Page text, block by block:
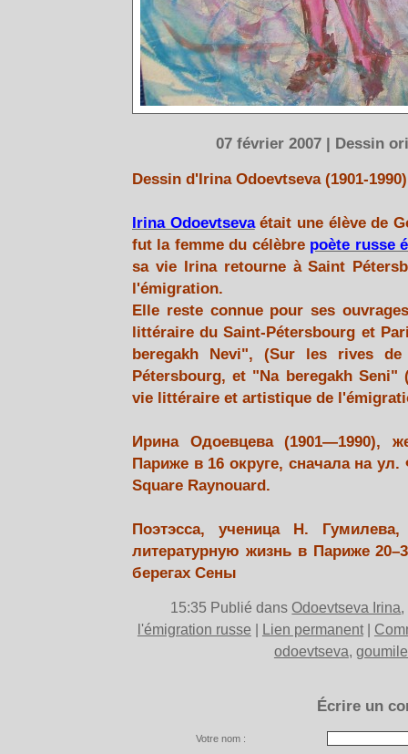
07 février 2007 | Dessin
Dessin d'Irina Odoevtseva (1901-
Irina Odoevtsevaétait une élève de
fut la femme du célèbre poète russe
sa vie Irina retourne à Saint
l'émigration.
Elle reste connue pour ses
littéraire du Saint-Pétersbourg et
beregakh Nevi", (Sur les rives
Pétersbourg, et "Na beregakh
vie littéraire et artistique de
Ирина Одоевцева (1901—1990),
Париже в 16 округе, сначала на
Square Raynouard.
Поэтэсса, ученица Н.
литературную жизнь в Париже
берегах Сены
15:35 Publié dans Odoevtseva Irina,
l'émigration russe
Lien permanent|
odoevtseva,
Écrire un
Votre nom :